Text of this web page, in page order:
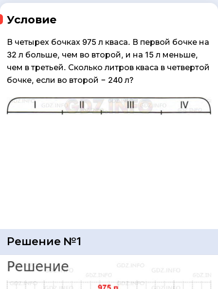
Условие
В четырех бочках 975 л кваса. В первой бочке на
32 л больше, чем во второй, и на 15 л меньше,
чем в третьей. Сколько литров кваса в четвертой
бочке, если во второй − 240 л?
Решение №1